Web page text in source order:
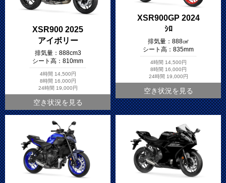
XSR900 2025
アイボリー
排気量： 888cm3
シート高： 810mm
4時間 14,500円
8時間 16,000円
24時間 19,000円
空き状況を見る
XSR900GP 2024
ｼﾛ
排気量： 888㎤
シート高： 835mm
4時間 14,500円
8時間 16,000円
24時間 19,000円
空き状況を見る